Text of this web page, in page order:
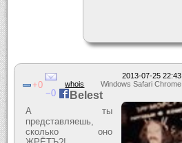
2013-07-25 22:43
Windows Safari Chrome
whois
0
0
Belest
А ты
представляешь,
сколько оно